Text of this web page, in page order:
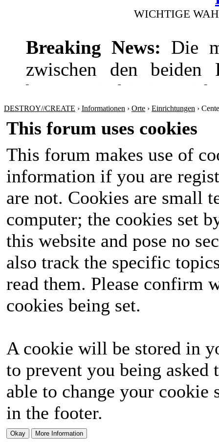
WICHTIGE
Breaking News: Die
zwischen den beiden
bevor! Die hitzige
wie die
Sicherheitspolitik
werden sich nichts
Amt im Land wird in
ausgetragen, das
die Wähler mit seinen
seine Seite ziehen
hervorgehen?
unvergessliches
DESTROY//CREATE › Informationen › Orte › Einrichtungen ›
This forum uses cookies
This forum makes use of
information if you are
are not. Cookies are small
computer; the cookies set
this website and pose no
also track the specific
read them. Please confirm
cookies being set.
A cookie will be stored in
to prevent you being
able to change your
in the footer.